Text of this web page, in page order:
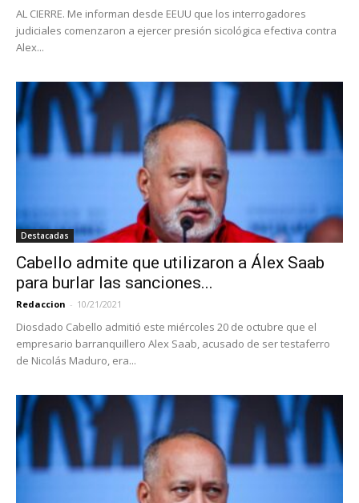
AL CIERRE. Me informan desde EEUU que los interrogadores
judiciales comenzaron a ejercer presión sicológica efectiva contra
Alex...
Destacadas
Cabello admite que utilizaron a Álex Saab
para burlar las sanciones...
Redaccion - 10/21/2021
Diosdado Cabello admitió este miércoles 20 de octubre que el
empresario barranquillero Alex Saab, acusado de ser testaferro
de Nicolás Maduro, era...